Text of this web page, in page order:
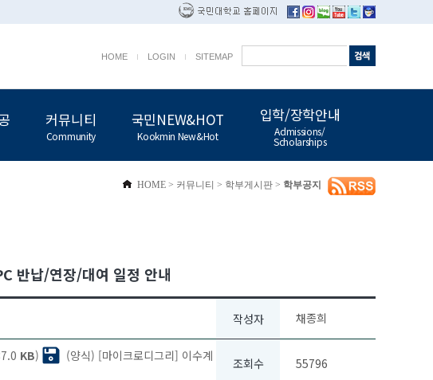
HOME LOGIN SITEMAP
커뮤니티
Community
국민NEW&HOT
Kookmin New&Hot
입학/장학안내
Admissions/
Scholarships
HOME > 커뮤니티 > 학부게시판 > 학부공지
반납/연장/대여 일정 안내
작성자 채종희
KB)
(양식) [마이크로디그리] 이수계
조회수 55796